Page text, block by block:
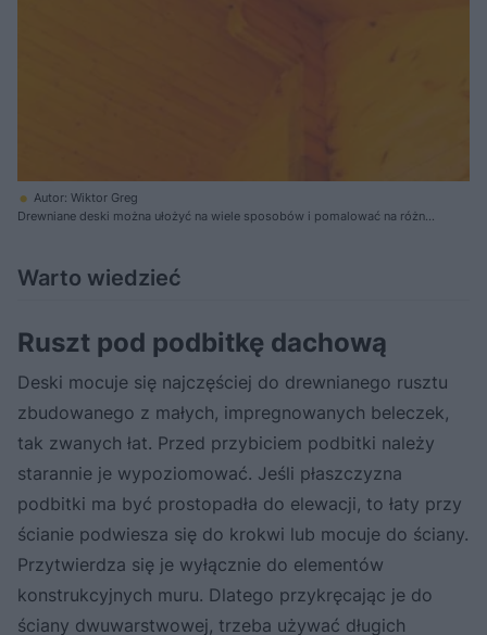
Autor: Wiktor Greg
Drewniane deski można ułożyć na wiele sposobów i pomalować na różne
Warto wiedzieć
Ruszt pod podbitkę dachową
Deski mocuje się najczęściej do drewnianego rusztu
zbudowanego z małych, impregnowanych beleczek,
tak zwanych łat. Przed przybiciem podbitki należy
starannie je wypoziomować. Jeśli płaszczyzna
podbitki ma być prostopadła do elewacji, to łaty przy
ścianie podwiesza się do krokwi lub mocuje do ściany.
Przytwierdza się je wyłącznie do elementów
konstrukcyjnych muru. Dlatego przykręcając je do
ściany dwuwarstwowej, trzeba używać długich